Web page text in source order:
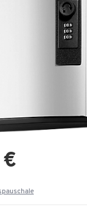
€